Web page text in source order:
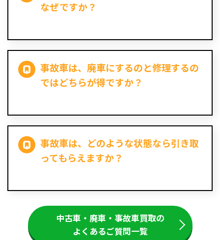
なぜですか？
事故車は、廃車にするのと修理するの
ではどちらが得ですか？
事故車は、どのような状態なら引き取
ってもらえますか？
中古車・廃車・事故車買取の
よくあるご質問一覧